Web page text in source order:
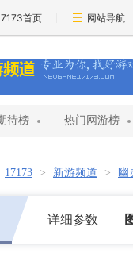
首页 网站导航
待榜 热门网游榜
17173 > 新游频道 > 幽
详细参数